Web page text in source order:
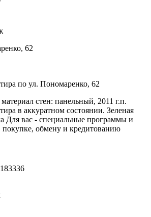
62
по ул. Пономаренко, 62
стен: панельный, 2011 г.п.
в аккуратном состоянии. Зеленая
Для вас - специальные программы и
обмену и кредитованию